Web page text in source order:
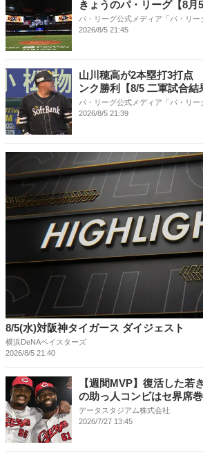
きょうのパ・リーグ【8月5
パ・リーグ公式メディア「パ・リー
2026/8/5 21:45
山川穂高が2本塁打3打点
ンク勝利【8/5 二軍試合結
パ・リーグ公式メディア「パ・リー
2026/8/5 21:39
8/5(水)対阪神タイガース ダイジェスト
横浜DeNAベイスターズ
2026/8/5 21:40
【週間MVP】復活した
の助っ人コンビはセ界席
データスタジアム株式会社
2026/7/27 13:45